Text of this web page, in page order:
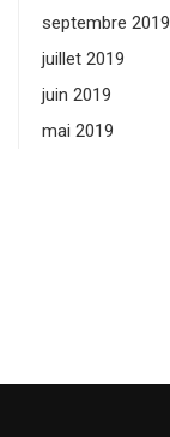
septembre 2019
juillet 2019
juin 2019
mai 2019